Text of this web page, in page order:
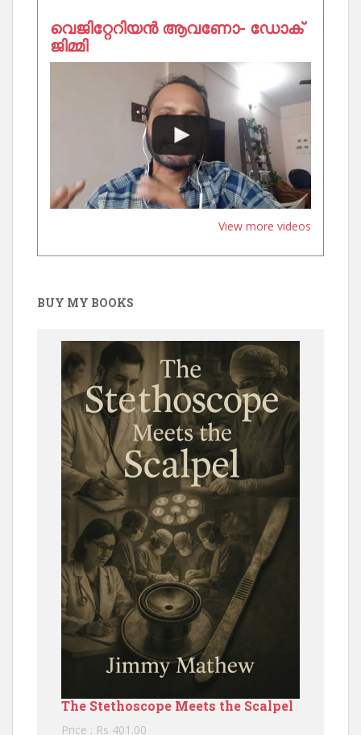
വെജിറ്റേറിയൻ ആവണോ- ഡോക്
ജിമ്മി
View more videos
BUY MY BOOKS
The Stethoscope Meets the Scalpel
Price : Rs 401.00